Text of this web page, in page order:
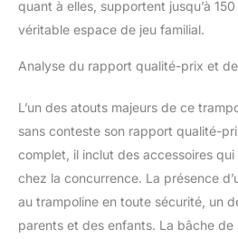
quant à elles, supportent jusqu’à
véritable espace de jeu familial.
Analyse du rapport qualité-prix et
L’un des atouts majeurs de ce
sans conteste son rapport qualité-
complet, il inclut des accessoires
chez la concurrence. La présence
au trampoline en toute sécurité, un
parents et des enfants. La bâche